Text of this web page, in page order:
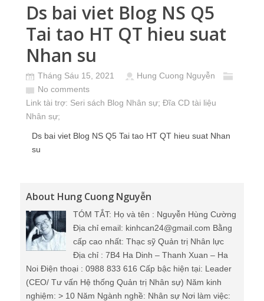
Ds bai viet Blog NS Q5
Tai tao HT QT hieu suat
Nhan su
Tháng Sáu 15, 2021
Hung Cuong Nguyễn
No comments
Link tài trợ: Seri sách Blog Nhân sự; Đĩa CD tài liệu
Nhân sự;
Ds bai viet Blog NS Q5 Tai tao HT QT hieu suat Nhan
su
About Hung Cuong Nguyễn
TÓM TẮT: Họ và tên : Nguyễn Hùng Cường
Địa chỉ email: kinhcan24@gmail.com Bằng
cấp cao nhất: Thạc sỹ Quản trị Nhân lực
Địa chỉ : 7B4 Ha Dinh – Thanh Xuan – Ha
Noi Điện thoại : 0988 833 616 Cấp bậc hiện tại: Leader
(CEO/ Tư vấn Hệ thống Quản trị Nhân sự) Năm kinh
nghiệm: > 10 Năm Ngành nghề: Nhân sự Nơi làm việc: